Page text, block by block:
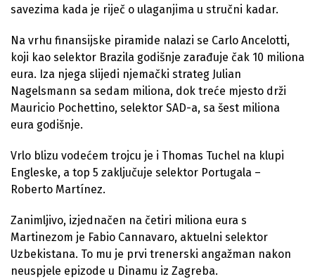
savezima kada je riječ o ulaganjima u stručni kadar.
Na vrhu finansijske piramide nalazi se Carlo Ancelotti,
koji kao selektor Brazila godišnje zarađuje čak 10 miliona
eura. Iza njega slijedi njemački strateg Julian
Nagelsmann sa sedam miliona, dok treće mjesto drži
Mauricio Pochettino, selektor SAD-a, sa šest miliona
eura godišnje.
Vrlo blizu vodećem trojcu je i Thomas Tuchel na klupi
Engleske, a top 5 zaključuje selektor Portugala –
Roberto Martínez.
Zanimljivo, izjednačen na četiri miliona eura s
Martinezom je Fabio Cannavaro, aktuelni selektor
Uzbekistana. To mu je prvi trenerski angažman nakon
neuspjele epizode u Dinamu iz Zagreba.